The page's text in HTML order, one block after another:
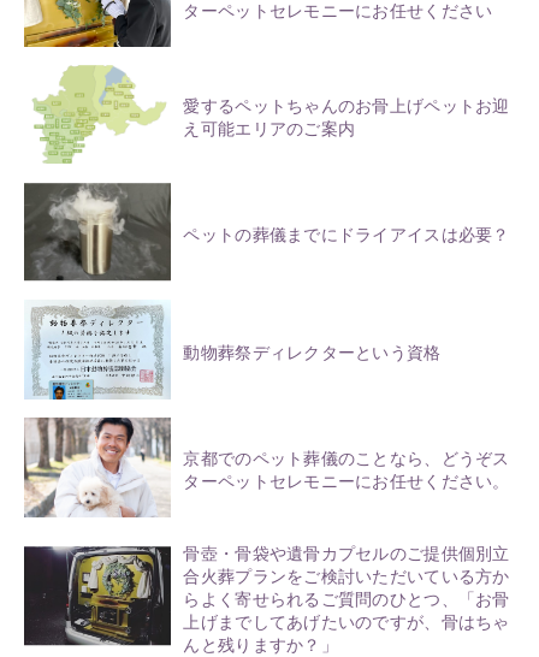
ターペットセレモニーにお任せください
愛するペットちゃんのお骨上げペットお迎
え可能エリアのご案内
ペットの葬儀までにドライアイスは必要？
動物葬祭ディレクターという資格
京都でのペット葬儀のことなら、どうぞス
ターペットセレモニーにお任せください。
骨壺・骨袋や遺骨カプセルのご提供個別立
合火葬プランをご検討いただいている方か
らよく寄せられるご質問のひとつ、「お骨
上げまでしてあげたいのですが、骨はちゃ
んと残りますか？」